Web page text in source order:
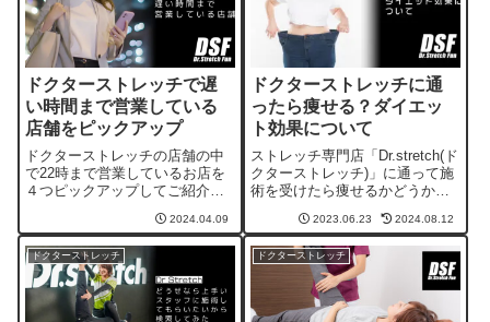
ドクターストレッチで遅
い時間まで営業している
店舗をピックアップ
ドクターストレッチの店舗の中
で22時まで営業しているお店を
４つピックアップしてご紹介し
2024.04.09
ドクターストレッチに通
ったら痩せる？ダイエッ
ト効果について
ストレッチ専門店「Dr.stretch(ド
クターストレッチ)」に通って施
術を受けたら痩せるかどうかを
づくりには効果がありそうだと
いうことがわかったので解説し
ています。
2023.06.23 2024.08.12
ドクターストレッチ ドクターストレッチ